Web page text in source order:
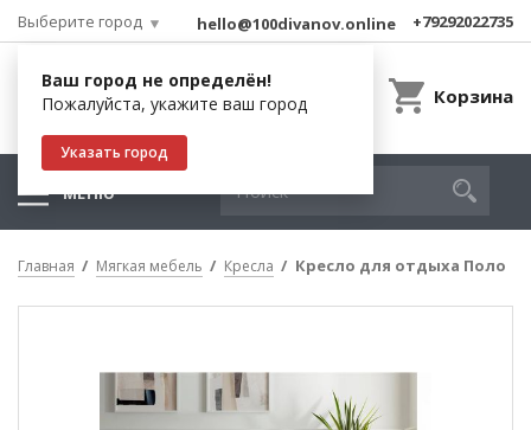
Выберите город
Ваш город не определён!
Пожалуйста, укажите ваш город
Указать город
hello@100divanov.online +79292022735
Корзина
МЕНЮ
Главная Мягкая мебель Кресла Кресло для отдыха Поло